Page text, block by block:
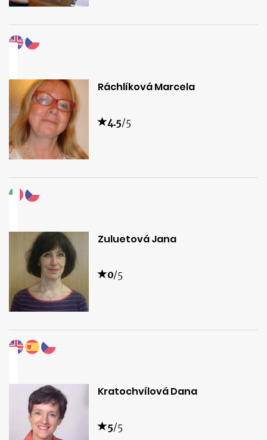
Ráchlíková Marcela
4.5/5
Zuluetová Jana
0/5
Kratochvílová Dana
5/5